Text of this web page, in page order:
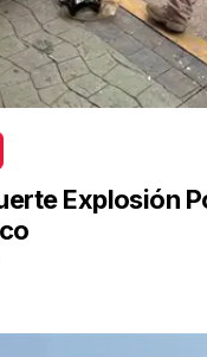
Explosión